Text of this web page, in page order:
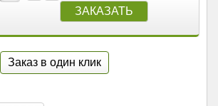
Заказ в один клик